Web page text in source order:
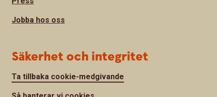
Jobba hos oss
Säkerhet och integritet
Ta tillbaka cookie-medgivande